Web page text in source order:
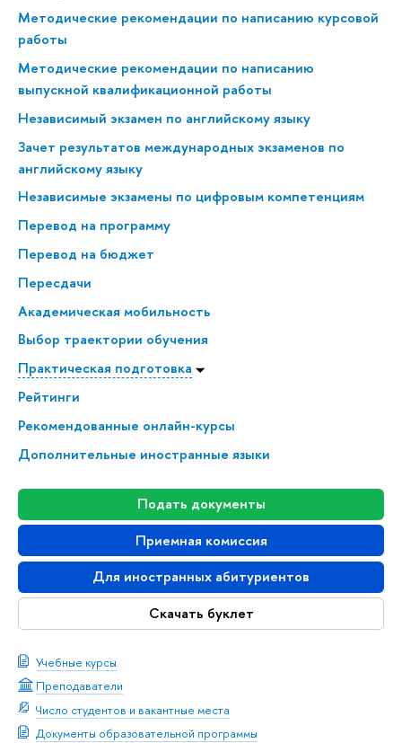
Методические рекомендации по написанию курсовой
работы
Методические рекомендации по написанию
выпускной квалификационной работы
Независимый экзамен по английскому языку
Зачет результатов международных экзаменов по
английскому языку
Независимые экзамены по цифровым компетенциям
Перевод на программу
Перевод на бюджет
Пересдачи
Академическая мобильность
Выбор траектории обучения
Практическая подготовка
Рейтинги
Рекомендованные онлайн-курсы
Дополнительные иностранные языки
Подать документы
Приемная комиссия
Для иностранных абитуриентов
Скачать буклет
Учебные курсы
Преподаватели
Число студентов и вакантные места
Документы образовательной программы